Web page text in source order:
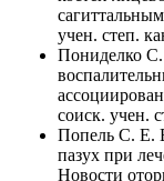
учен. степ.
Пониделко
соиск. учен.
Попель С. Е.
пазух при
Новости